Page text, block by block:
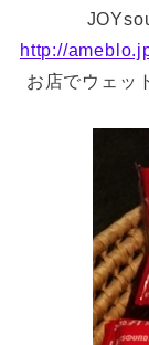
http://
お店でウェッ